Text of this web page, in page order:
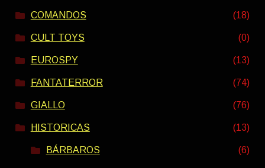
COMANDOS (18)
CULT TOYS (0)
EUROSPY (13)
FANTATERROR (74)
GIALLO (76)
HISTORICAS (13)
BÁRBAROS (6)